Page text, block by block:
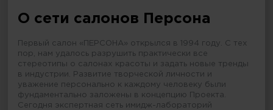
О сети салонов Персона
Первый салон «ПЕРСОНА» открылся в 1994 году. С тех
пор, нам удалось разрушить практически все
стереотипы о салонах красоты и задать новые тренды
в индустрии. Развитие творческой личности и
уважение персонально к каждому человеку были
фундаментально заложены в концепцию Проекта.
Сегодня экспертная сеть имидж-лабораторий